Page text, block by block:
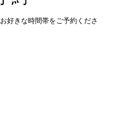
好きな時間帯をご予約くださ